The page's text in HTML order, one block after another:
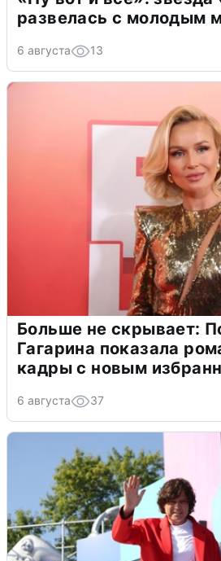
развелась с молодым
6 августа 13
Больше не скрывает:
Гагарина показала
кадры с новым
6 августа 37